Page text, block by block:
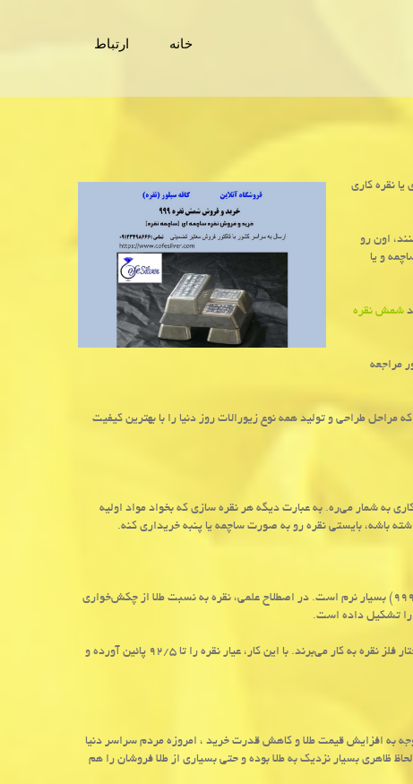
خانه ارتباط
نقره کاری
اون رو
و یا
شمش نقره
مراجعه
طراحی و تولید همه نوع زیورالات روز دنیا را با بهترین کیفیت
به شمار می‌ره. به عبارت دیگه هر نقره سازی که بخواد مواد اولیه
باشه، بایستی نقره رو به صورت ساچمه یا پنبه خریداری کنه.
همانطور که در مقاله عیار نقره نیز توضیح داده شد، نقره خالص یا نقره خام (یا نقره ۹۹۹) بسیار نرم است. در اصطلاح علمی، نقره به نسبت طلا از چکش‌خواری
را تشکیل داده است.
معمولا برای افزایش مقاومت نقره و ساخت زیورآلات از آن، فلزات دیگری را در ساختار فلز نقره به کار می‌برند. با این کار، عیار نقره را تا ۹۲/۵ پائین آورده و
به افزایش قیمت طلا و کاهش قدرت خرید ، امروزه مردم سراسر دنیا
ظاهری بسیار نزدیک به طلا بوده و حتی بسیاری از طلا فروشان را هم